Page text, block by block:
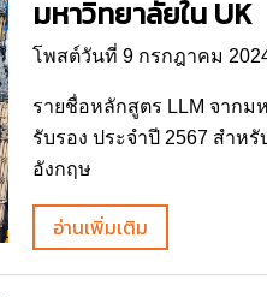
มหาวิทยาลัยใน UK
โพสต์วันที่ 9 กรกฎาคม
รายชื่อหลักสูตร LLM จาก
รับรอง ประจำปี 2567 สำห
อังกฤษ
อ่านเพิ่มเติม